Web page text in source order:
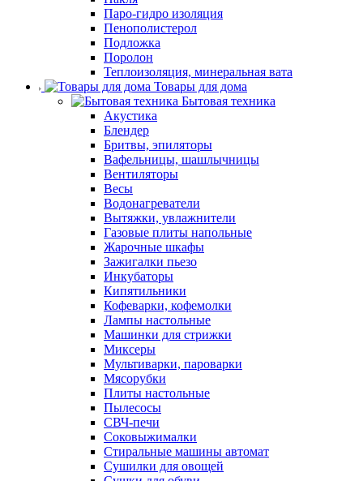
Паро-гидро изоляция
Пенополистерол
Подложка
Поролон
Теплоизоляция, минеральная вата
Товары для дома
Бытовая техника
Акустика
Блендер
Бритвы, эпиляторы
Вафельницы, шашлычницы
Вентиляторы
Весы
Водонагреватели
Вытяжки, увлажнители
Газовые плиты напольные
Жарочные шкафы
Зажигалки пьезо
Инкубаторы
Кипятильники
Кофеварки, кофемолки
Лампы настольные
Машинки для стрижки
Миксеры
Мультиварки, пароварки
Мясорубки
Плиты настольные
Пылесосы
СВЧ-печи
Соковыжималки
Стиральные машины автомат
Сушилки для овощей